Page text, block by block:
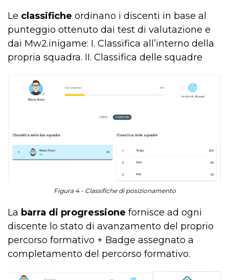
Le classifiche ordinano i discenti in base al
punteggio ottenuto dai test di valutazione e
dai Mw2.inigame: I. Classifica all’interno della
propria squadra. II. Classifica delle squadre
Figura 4 - Classifiche di posizionamento
La barra di progressione fornisce ad ogni
discente lo stato di avanzamento del proprio
percorso formativo + Badge assegnato a
completamento del percorso formativo.